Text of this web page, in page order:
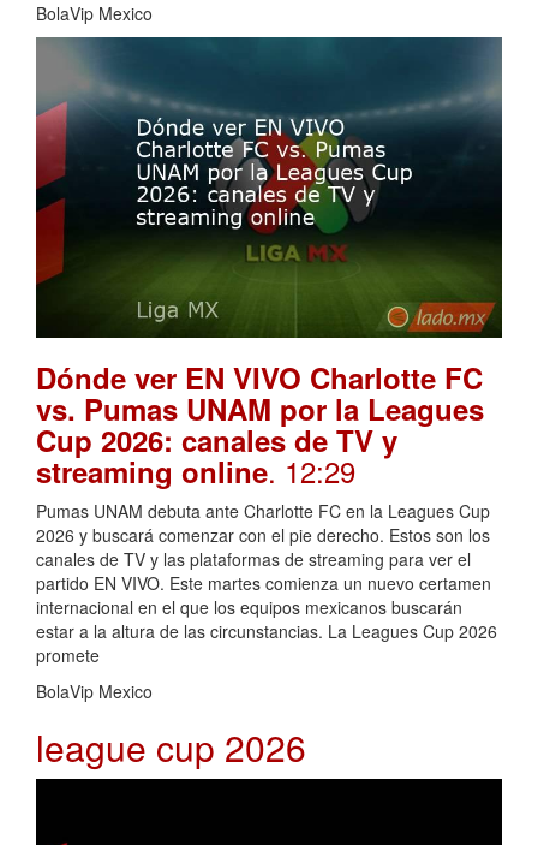
BolaVip Mexico
Dónde ver EN VIVO Charlotte FC
vs. Pumas UNAM por la Leagues
Cup 2026: canales de TV y
streaming online. 12:29
Pumas UNAM debuta ante Charlotte FC en la Leagues Cup
2026 y buscará comenzar con el pie derecho. Estos son los
canales de TV y las plataformas de streaming para ver el
partido EN VIVO. Este martes comienza un nuevo certamen
internacional en el que los equipos mexicanos buscarán
estar a la altura de las circunstancias. La Leagues Cup 2026
promete
BolaVip Mexico
league cup 2026